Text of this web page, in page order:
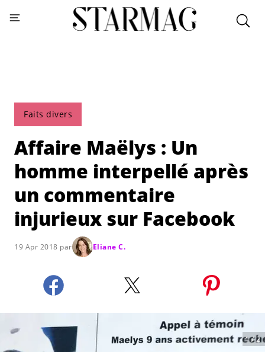
Faits divers
Affaire Maëlys : Un
homme interpellé après
un commentaire
injurieux sur Facebook
19 Apr 2018 par Eliane C.
1 / 2